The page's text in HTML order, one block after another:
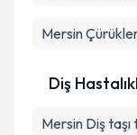
Mersin
Diş
Mersin Diş